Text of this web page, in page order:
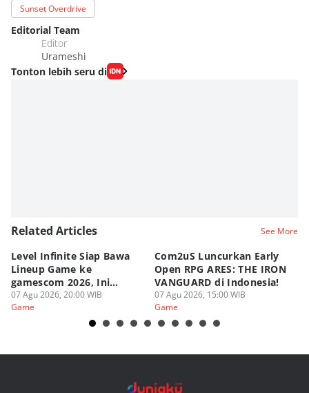
Sunset Overdrive
Editorial Team
Editor
Urameshi
Tonton lebih seru di
Related Articles See More
Level Infinite Siap Bawa
Lineup Game ke
gamescom 2026, Ini
Judulnya!
07 Agu 2026, 20:00 WIB
Game
Com2uS Luncurkan Early
Open RPG ARES: THE IRON
VANGUARD di Indonesia!
07 Agu 2026, 15:00 WIB
Game